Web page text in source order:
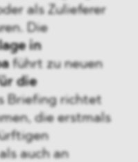
als Zulieferer
Die
in
führt zu neuen
die
Briefing richtet
die erstmals
auch an